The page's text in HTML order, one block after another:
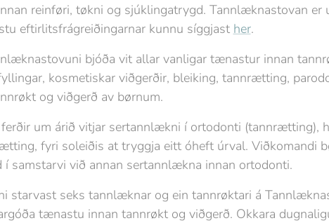
reinføri, tøkni og sjúklingatrygd. Tannlæknastovan
eftirlitsfrágreiðingarnar kunnu síggjast her.
bjóða vit allar vanligar tænastur innan
kosmetiskar viðgerðir, bleiking, tannrætting,
og viðgerð av børnum.
um árið vitjar sertannlækni í ortodonti (tannrætting),
fyri soleiðis at tryggja eitt óheft úrval. Viðkomandi
í samstarvi við annan sertannlækna innan ortodonti.
starvast seks tannlæknar og ein tannrøktari á
tænastu innan tannrøkt og viðgerð. Okkara